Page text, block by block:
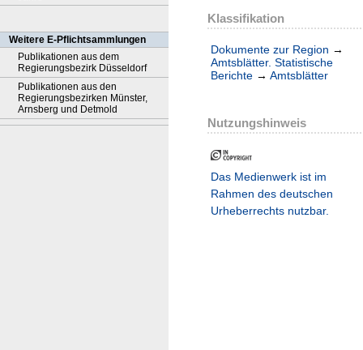
Weitere E-Pflichtsammlungen
Publikationen aus dem
Regierungsbezirk Düsseldorf
Publikationen aus den
Regierungsbezirken Münster,
Arnsberg und Detmold
Klassifikation
Dokumente zur Region →
Amtsblätter. Statistische
Berichte → Amtsblätter
Nutzungshinweis
Das Medienwerk ist im
Rahmen des deutschen
Urheberrechts nutzbar.